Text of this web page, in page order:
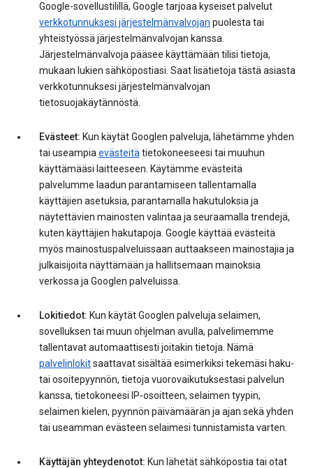
Google-sovellustilillä, Google tarjoaa kyseiset palvelut
verkkotunnuksesi järjestelmänvalvojan puolesta tai
yhteistyössä järjestelmänvalvojan kanssa.
Järjestelmänvalvoja pääsee käyttämään tilisi tietoja,
mukaan lukien sähköpostiasi. Saat lisätietoja tästä asiasta
verkkotunnuksesi järjestelmänvalvojan
tietosuojakäytännöstä.
Evästeet: Kun käytät Googlen palveluja, lähetämme yhden
tai useampia evästeitä tietokoneeseesi tai muuhun
käyttämääsi laitteeseen. Käytämme evästeitä
palvelumme laadun parantamiseen tallentamalla
käyttäjien asetuksia, parantamalla hakutuloksia ja
näytettävien mainosten valintaa ja seuraamalla trendejä,
kuten käyttäjien hakutapoja. Google käyttää evästeitä
myös mainostuspalveluissaan auttaakseen mainostajia ja
julkaisijoita näyttämään ja hallitsemaan mainoksia
verkossa ja Googlen palveluissa.
Lokitiedot: Kun käytät Googlen palveluja selaimen,
sovelluksen tai muun ohjelman avulla, palvelimemme
tallentavat automaattisesti joitakin tietoja. Nämä
palvelinlokitsaattavat sisältää esimerkiksi tekemäsi haku-
tai osoitepyynnön, tietoja vuorovaikutuksestasi palvelun
kanssa, tietokoneesi IP-osoitteen, selaimen tyypin,
selaimen kielen, pyynnön päivämäärän ja ajan sekä yhden
tai useamman evästeen selaimesi tunnistamista varten.
Käyttäjän yhteydenotot: Kun lähetät sähköpostia tai otat